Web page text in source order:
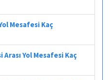
Mesafesi Kaç
Yol Mesafesi Kaç